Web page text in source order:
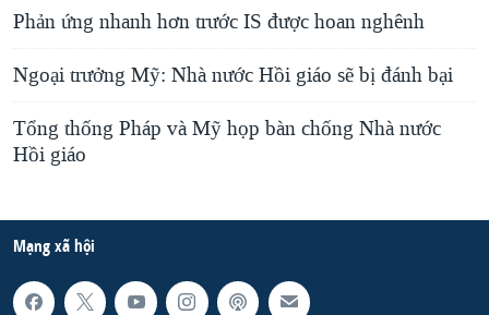
Phản ứng nhanh hơn trước IS được hoan nghênh
Ngoại trưởng Mỹ: Nhà nước Hồi giáo sẽ bị đánh bại
Tổng thống Pháp và Mỹ họp bàn chống Nhà nước
Hồi giáo
Mạng xã hội